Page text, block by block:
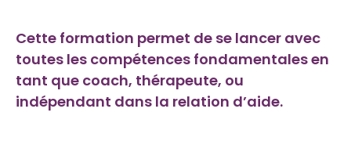
Cette formation permet de se lancer avec
toutes les compétences fondamentales en
tant que coach, thérapeute, ou
indépendant dans la relation d’aide.